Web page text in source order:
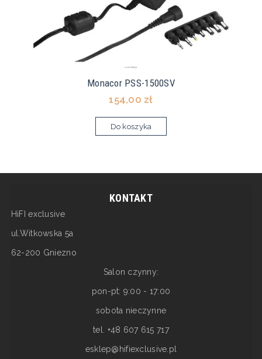
Monacor PSS-1500SV
154,00 zł
Do koszyka
KONTAKT
HiFI exclusive
ul.Witkowska 5a
62-200 Gniezno
Salon czynny:
pon-pt: 9:00 - 17:00
sobota nieczynne
tel. +48 607 615 717
esklep@hifiexclusive.pl